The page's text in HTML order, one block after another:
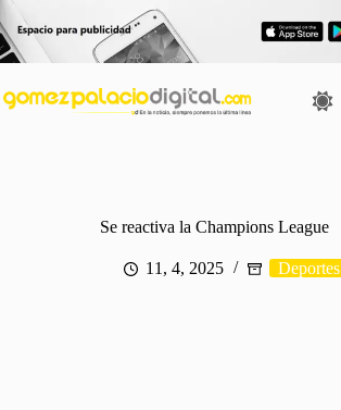
al
contenido
Se reactiva la Champions League
11, 4, 2025 Deportes